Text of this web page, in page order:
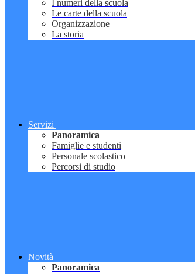
I numeri della scuola
Le carte della scuola
Organizzazione
La storia
Servizi
Panoramica
Famiglie e studenti
Personale scolastico
Percorsi di studio
Novità
Panoramica